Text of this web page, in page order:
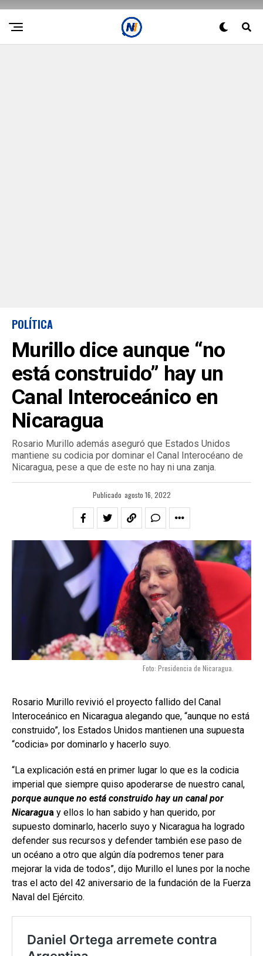
POLÍTICA
Murillo dice aunque “no
está construido” hay un
Canal Interoceánico en
Nicaragua
Rosario Murillo además aseguró que Estados Unidos
mantiene su codicia por dominar el Canal Interocéano de
Nicaragua, pese a que de este no hay ni una zanja.
Publicado agosto 16, 2022
Foto: Presidencia de Nicaragua.
Rosario Murillo revivió el proyecto fallido del Canal
Interoceánico en Nicaragua alegando que, “aunque no está
construido”, los Estados Unidos mantienen una supuesta
“codicia» por dominarlo y hacerlo suyo.
“La explicación está en primer lugar lo que es la codicia
imperial que siempre quiso apoderarse de nuestro canal,
porque aunque no está construido hay un canal por
Nicaragua y ellos lo han sabido y han querido, por
supuesto dominarlo, hacerlo suyo y Nicaragua ha logrado
defender sus recursos y defender también ese paso de
un océano a otro que algún día podremos tener para
mejorar la vida de todos”, dijo Murillo el lunes por la noche
tras el acto del 42 aniversario de la fundación de la Fuerza
Naval del Ejército.